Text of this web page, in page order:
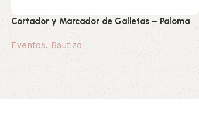
Cortador y Marcador de Galletas – Paloma
Eventos, Bautizo